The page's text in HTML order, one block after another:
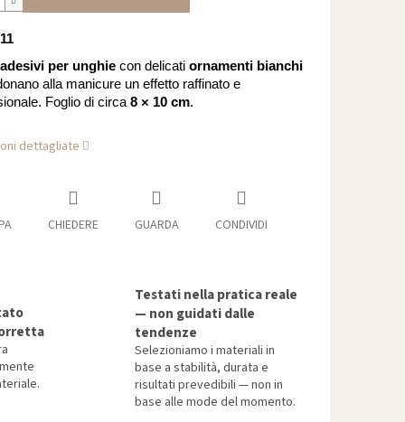
adesivi per unghiecon delicati ornamenti bianchi
alla manicure un effetto raffinato e
Foglio di circa8 × 10 cm.
dettagliate
CHIEDERE GUARDA CONDIVIDI
Testati nella pratica reale
— non guidati dalle
tendenze
Selezioniamo i materiali in
base a stabilità, durata e
risultati prevedibili — non in
base alle mode del momento.